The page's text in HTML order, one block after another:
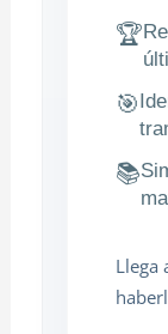
🏆
🎯
📚
Llega